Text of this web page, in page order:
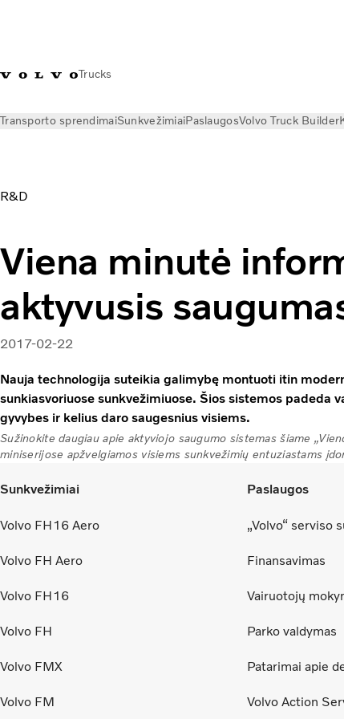
Trucks
Transporto sprendimaiSunkvežimiaiPaslaugosVolvo Truck Builder
R&D
Viena minutė
aktyvusis
2017-02-22
Nauja technologija suteikia galimybę montuoti itin
sunkiasvoriuose sunkvežimiuose. Šios sistemos padeda
gyvybes ir kelius daro saugesnius visiems.
Sužinokite daugiau apie aktyviojo saugumo sistemas šiame
miniserijose apžvelgiamos visiems sunkvežimių entuziastams
Sunkvežimiai
Volvo FH16 Aero
Volvo FH Aero
Volvo FH16
Volvo FH
Volvo FMX
Volvo FM
Paslaugos
„Volvo“ serviso
Finansavimas
Vairuotojų
Parko valdymas
Patarimai apie
Volvo Action